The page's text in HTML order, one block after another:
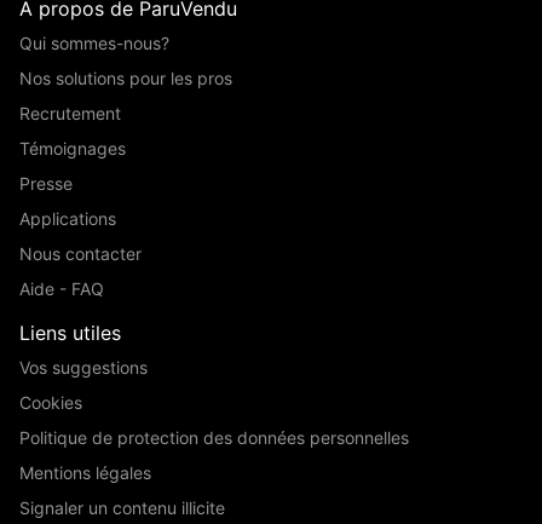
A propos de ParuVendu
Qui sommes-nous?
Nos solutions pour les pros
Recrutement
Témoignages
Presse
Applications
Nous contacter
Aide - FAQ
Liens utiles
Vos suggestions
Cookies
Politique de protection des données personnelles
Mentions légales
Signaler un contenu illicite